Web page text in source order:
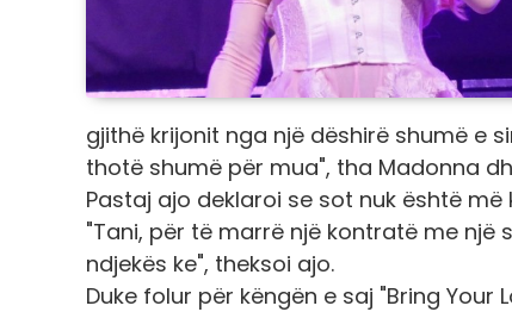
gjithë krijonit nga një dëshirë shumë e
thotë shumë për mua", tha Madonna
Pastaj ajo deklaroi se sot nuk është më
"Tani, për të marrë një kontratë me një
ndjekës ke", theksoi ajo.
Duke folur për këngën e saj "Bring Your